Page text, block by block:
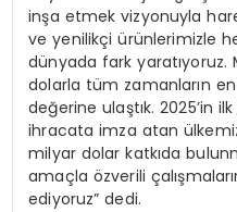
inşa etmek vizyonuyla
ve yenilikçi ürünlerimizle
dünyada fark yaratıyoruz.
dolarla tüm zamanların
değerine ulaştık. 2025’in
ihracata imza atan
milyar dolar katkıda
amaçla özverili
ediyoruz” dedi.